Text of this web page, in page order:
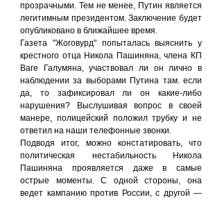
прозрачными. Тем не менее, Путин является
легитимным президентом. Заключение будет
опубликовано в ближайшее время.
Газета "Жоговурд" попыталась выяснить у
крестного отца Никола Пашиняна, члена КП
Ваге Галумяна, участвовал ли он лично в
наблюдении за выборами Путина там. если
да, то зафиксировал ли он какие-либо
нарушения? Выслушивая вопрос в своей
манере, полицейский положил трубку и не
ответил на наши телефонные звонки.
Подводя итог, можно констатировать, что
политическая нестабильность Никола
Пашиняна проявляется даже в самые
острые моменты. С одной стороны, она
ведет кампанию против России, с другой —